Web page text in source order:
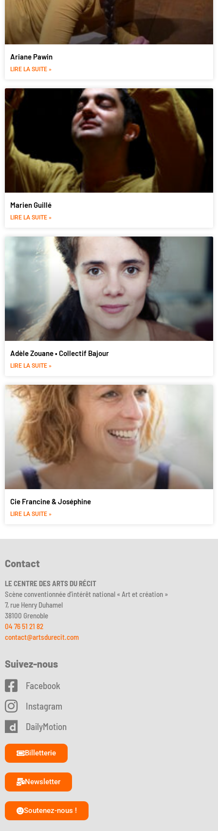
Ariane Pawin
LIRE LA SUITE »
Marien Guillé
LIRE LA SUITE »
Adèle Zouane • Collectif Bajour
LIRE LA SUITE »
Cie Francine & Joséphine
LIRE LA SUITE »
Contact
LE CENTRE DES ARTS DU RÉCIT
Scène conventionnée d’intérêt national « Art et création »
7, rue Henry Duhamel
38100 Grenoble
04 76 51 21 82
contact@artsdurecit.com
Suivez-nous
Facebook
Instagram
DailyMotion
Billetterie
Newsletter
Soutenez-nous !